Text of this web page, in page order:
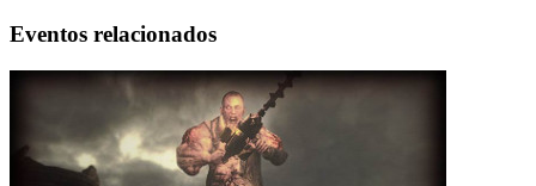
Eventos relacionados